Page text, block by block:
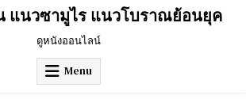
แนวซามูไร แนวโบราณย้อนยุค
ดูหนังออนไลน์
Menu